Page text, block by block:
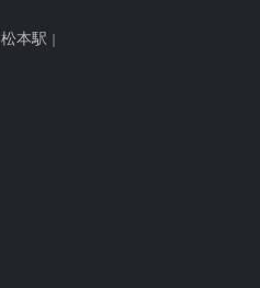
松本駅